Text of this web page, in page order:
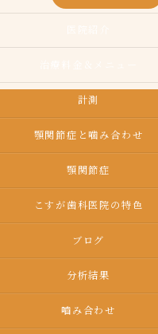
計測
顎関節症と噛み合わせ
顎関節症
こすが歯科医院の特色
ブログ
分析結果
嚙み合わせ